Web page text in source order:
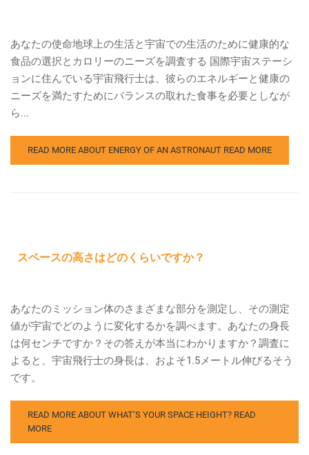
あなたの使命地球上の生活と宇宙での生活のために健康的な
食品の選択とカロリーのニーズを調査する 国際宇宙ステーシ
ョンに住んでいる宇宙飛行士は、彼らのエネルギーと健康の
ニーズを満たすためにバランスの取れた食事を必要としなが
ら...
READ MORE ABOUT ENERGY OF AN ASTRONAUT READ MORE
スペースの高さはどのくらいですか？
あなたのミッション体のさまざまな部分を測定し、その測定
値が宇宙でどのように変化するかを調べます。あなたの身長
は何センチですか？その答えが本当にわかりますか？調査に
よると、宇宙飛行士の身長は、およそ1.5メートル伸びるそう
です。
READ MORE ABOUT WHAT’S YOUR SPACE HEIGHT? READ
MORE